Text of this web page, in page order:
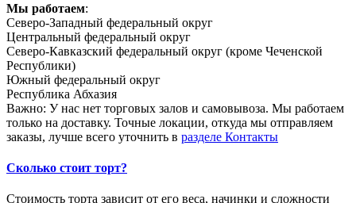
Мы работаем:
Северо-Западный федеральный округ
Центральный федеральный округ
Северо-Кавказский федеральный округ (кроме Чеченской
Республики)
Южный федеральный округ
Республика Абхазия
Важно: У нас нет торговых залов и самовывоза. Мы работаем
только на доставку. Точные локации, откуда мы отправляем
заказы, лучше всего уточнить в разделе Контакты
Сколько стоит торт?
Стоимость торта зависит от его веса, начинки и сложности